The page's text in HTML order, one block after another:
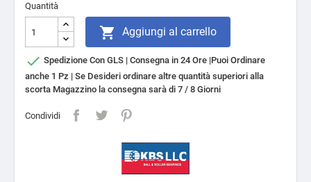
Quantità
 Aggiungi al carrello
 Spedizione Con GLS | Consegna in 24 Ore |Puoi Ordinare
anche 1 Pz | Se Desideri ordinare altre quantità superiori alla
scorta Magazzino la consegna sarà di 7 / 8 Giorni
Condividi